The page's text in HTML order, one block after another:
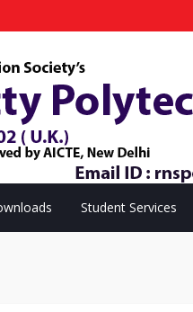
Student Services